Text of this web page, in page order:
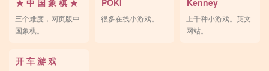
★ 中 国 象 棋 ★
三个难度，网页版中
国象棋。
POKI
很多在线小游戏。
Kenney
上千种小游戏。英文
网站。
开 车 游 戏